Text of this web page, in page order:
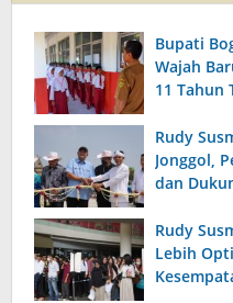
Bupati
Wajah
11 Tahun
Rudy
Jonggol,
dan
Rudy
Lebih